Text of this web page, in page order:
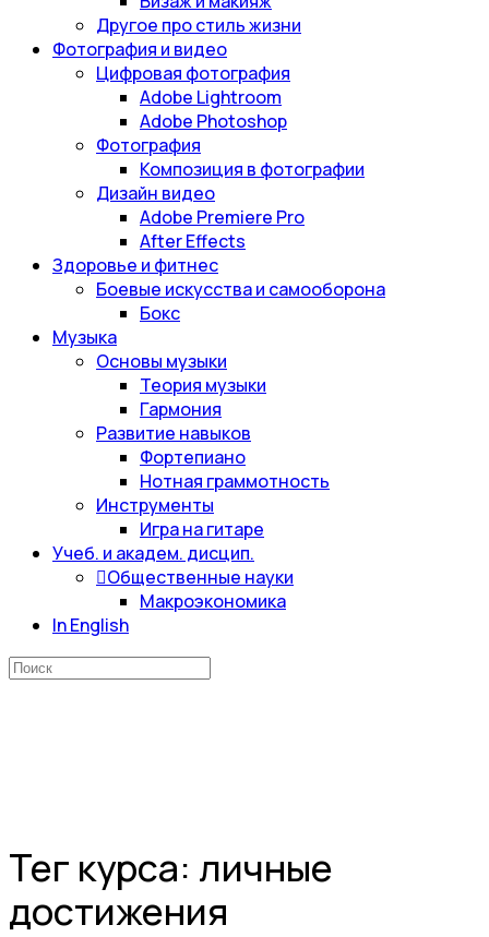
Другое про стиль жизни
Фотография и видео
Цифровая фотография
Adobe Lightroom
Adobe Photoshop
Фотография
Композиция в фотографии
Дизайн видео
Adobe Premiere Pro
After Effects
Здоровье и фитнес
Боевые искусства и самооборона
Бокс
Музыка
Основы музыки
Теория музыки
Гармония
Развитие навыков
Фортепиано
Нотная граммотность
Инструменты
Игра на гитаре
Учеб. и академ. дисцип.
Общественные науки
Макроэкономика
In English
Искать:
Тег курса: личные
достижения